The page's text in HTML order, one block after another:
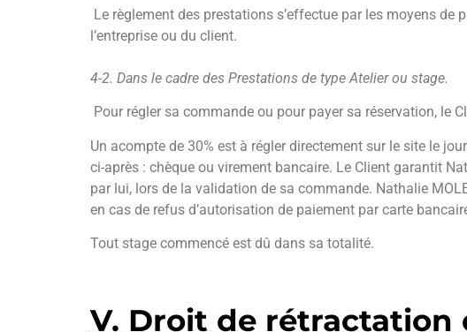
Le règlement des prestations s’effectue par les moyens
l’entreprise ou du client.
4-2. Dans le cadre des Prestations de type Atelier ou stage.
Pour régler sa commande ou pour payer sa réservation, le
Un acompte de 30% est à régler directement sur le site le
ci-après : chèque ou virement bancaire. Le Client garantit
par lui, lors de la validation de sa commande. Nathalie
en cas de refus d’autorisation de paiement par carte
Tout stage commencé est dû dans sa totalité.
V. Droit de